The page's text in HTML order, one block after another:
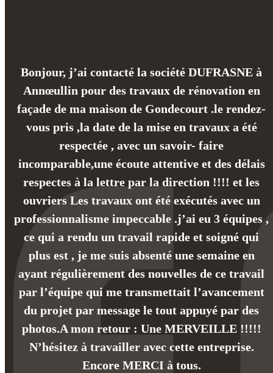
Bonjour, j’ai contacté la société DUFRASNE à
Annœullin pour des travaux de rénovation en
façade de ma maison de Gondecourt .le rendez-
vous pris ,la date de la mise en travaux a été
respectée , avec un savoir- faire
incomparable,une écoute attentive et des délais
respectes à la lettre par la direction !!!! et les
ouvriers Les travaux ont été exécutés avec un
professionnalisme impeccable .j’ai eu 3 équipes ,
ce qui a rendu un travail rapide et soigné qui
plus est , je me suis absenté une semaine en
ayant régulièrement des nouvelles de ce travail
par l’équipe qui me transmettait l’avancement
du projet par message le tout appuyé par des
photos.A mon retour : Une MERVEILLE !!!!!
N’hésitez à travailler avec cette entreprise.
Encore MERCI à tous.